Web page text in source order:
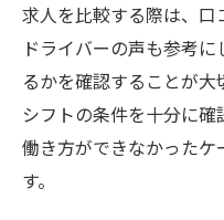
求人を比較する際は、
ドライバーの声も参考
るかを確認することが
シフトの条件を十分に
働き方ができなかった
す。